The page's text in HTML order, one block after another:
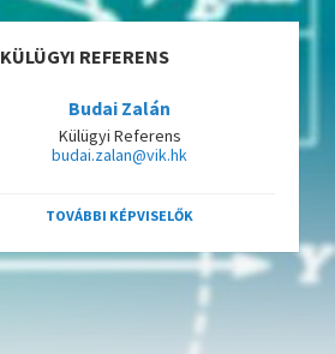
KÜLÜGYI REFERENS
Budai Zalán
Külügyi Referens
budai.zalan@vik.hk
TOVÁBBI KÉPVISELŐK